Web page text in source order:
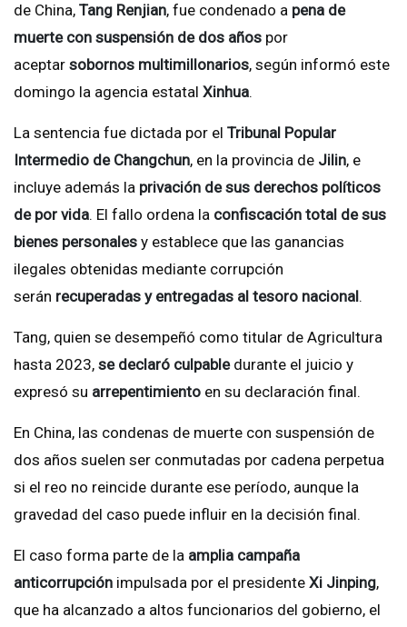
de China, Tang Renjian, fue condenado a pena de
muerte con suspensión de dos años por
aceptar sobornos multimillonarios, según informó este
domingo la agencia estatal Xinhua.
La sentencia fue dictada por el Tribunal Popular
Intermedio de Changchun, en la provincia de Jilin, e
incluye además la privación de sus derechos políticos
de por vida. El fallo ordena la confiscación total de sus
bienes personales y establece que las ganancias
ilegales obtenidas mediante corrupción
serán recuperadas y entregadas al tesoro nacional.
Tang, quien se desempeñó como titular de Agricultura
hasta 2023, se declaró culpabledurante el juicio y
expresó su arrepentimiento en su declaración final.
En China, las condenas de muerte con suspensión de
dos años suelen ser conmutadas por cadena perpetua
si el reo no reincide durante ese período, aunque la
gravedad del caso puede influir en la decisión final.
El caso forma parte de la amplia campaña
anticorrupción impulsada por el presidente Xi Jinping,
que ha alcanzado a altos funcionarios del gobierno, el